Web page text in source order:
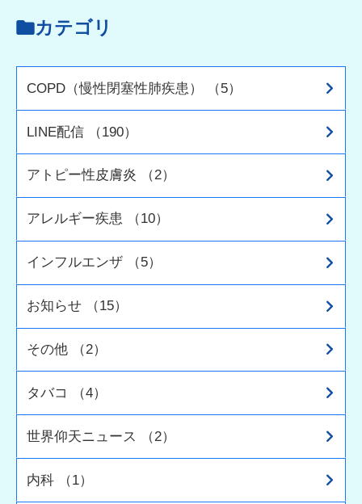
カテゴリ
COPD（慢性閉塞性肺疾患） （5）
LINE配信 （190）
アトピー性皮膚炎 （2）
アレルギー疾患 （10）
インフルエンザ （5）
お知らせ （15）
その他 （2）
タバコ （4）
世界仰天ニュース （2）
内科 （1）